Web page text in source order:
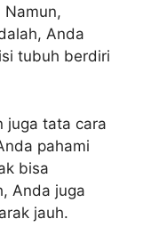
Namun,
Anda
tubuh berdiri
juga tata cara
pahami
bisa
Anda juga
jauh.